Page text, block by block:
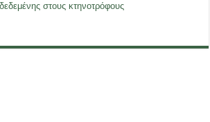
στους κτηνοτρόφους